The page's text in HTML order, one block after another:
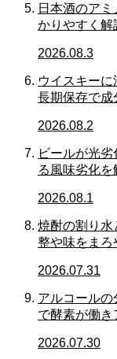
日本酒のア
かりやすく解
2026.08.3
ウイスキー
長期保存で成
2026.08.2
ビールが光
る風味劣化を
2026.08.1
焼酎の割り水
整や味をまろ
2026.07.31
アルコール
で酵素が働
2026.07.30